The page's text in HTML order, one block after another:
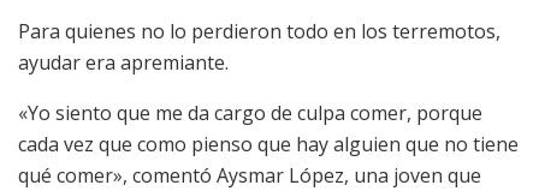
Para quienes no lo perdieron todo en los terremotos,
ayudar era apremiante.
«Yo siento que me da cargo de culpa comer, porque
cada vez que como pienso que hay alguien que no tiene
qué comer», comentó Aysmar López, una joven que